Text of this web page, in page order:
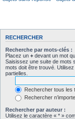
RECHERCHER
Recherche par mots-clés :
Placez un + devant un mot
Saisissez une suite de mots
mots doit être trouvé.
partielles.
Rechercher tous les
Rechercher
Rechercher par auteur :
Utilisez le caractère « * »